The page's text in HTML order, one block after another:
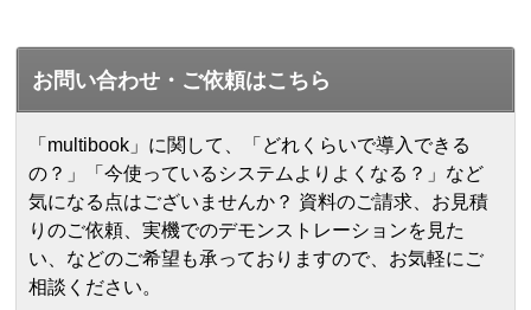
お問い合わせ・ご依頼はこちら
「multibook」に関して、「どれくらいで導入できる
の？」「今使っているシステムよりよくなる？」など
気になる点はございませんか？ 資料のご請求、お見積
りのご依頼、実機でのデモンストレーションを見た
い、などのご希望も承っておりますので、お気軽にご
相談ください。